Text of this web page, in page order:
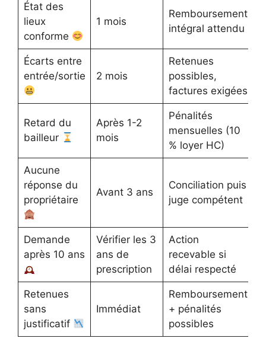
État des
lieux
conforme
1 mois
Remboursement
intégral attendu
Écarts entre
entrée/sortie
2 mois
Retenues
possibles,
factures exigées
Retard du
bailleur
Après 1-2
mois
Pénalités
mensuelles (10
% loyer HC)
Aucune
réponse du
propriétaire
Avant 3 ans
Conciliation puis
juge compétent
Demande
après 10 ans
Vérifier les 3
ans de
prescription
Action
recevable si
délai respecté
Retenues
sans
justificatif
Immédiat
Remboursement
+ pénalités
possibles